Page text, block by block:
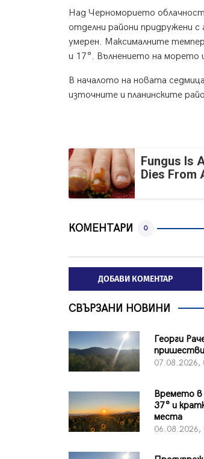
Над Черноморието
отделни райони придружени
умерен. Максималните
и 17°. Вълнението на морето
В началото на новата
източните и планинските
Fungus Is
Dies From
КОМЕНТАРИ 0
ДОБАВИ КОМЕНТАР
СВЪРЗАНИ НОВИНИ
Георги
07.08.2026,
Времето
37° и
места
06.08.2026,